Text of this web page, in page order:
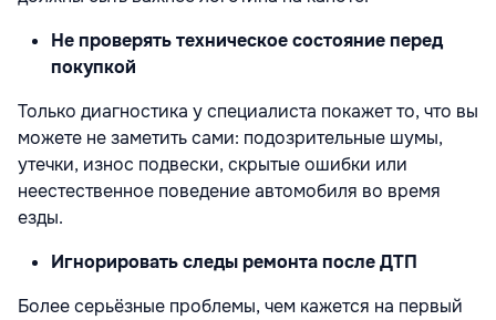
Не проверять техническое состояние перед
покупкой
Только диагностика у специалиста покажет то, что вы
можете не заметить сами: подозрительные шумы,
утечки, износ подвески, скрытые ошибки или
неестественное поведение автомобиля во время
езды.
Игнорировать следы ремонта после ДТП
Более серьёзные проблемы, чем кажется на первый